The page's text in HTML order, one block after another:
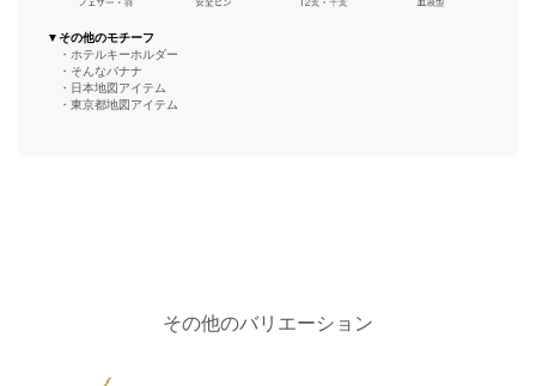
▼その他のモチーフ
・ホテルキーホルダー
・そんなバナナ
・日本地図アイテム
・東京都地図アイテム
その他のバリエーション